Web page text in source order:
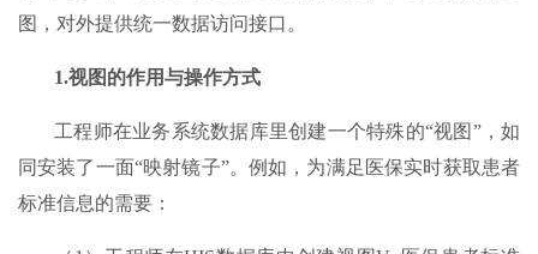
图，对外提供统一数据访问接口。
1.视图的作用与操作方式​
工程师在业务系统数据库里创建一个特殊的“视图”，如
同安装了一面“映射镜子”。例如，为满足医保实时获取患者
标准信息的需要：